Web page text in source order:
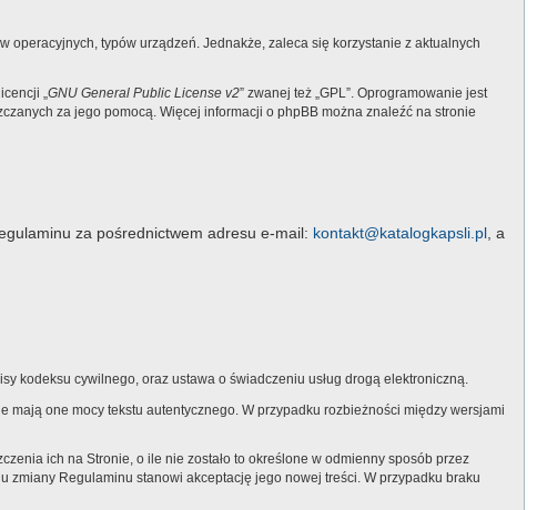
operacyjnych, typów urządzeń. Jednakże, zaleca się korzystanie z aktualnych
„GNU General Public License v2” zwanej też „GPL”. Oprogramowanie jest
za jego pomocą. Więcej informacji o phpBB można znaleźć na stronie
za pośrednictwem adresu e-mail: kontakt@katalogkapsli.pl, a
kodeksu cywilnego, oraz ustawa o świadczeniu usług drogą elektroniczną.
one mocy tekstu autentycznego. W przypadku rozbieżności między wersjami
ich na Stronie, o ile nie zostało to określone w odmienny sposób przez
zmiany Regulaminu stanowi akceptację jego nowej treści. W przypadku braku